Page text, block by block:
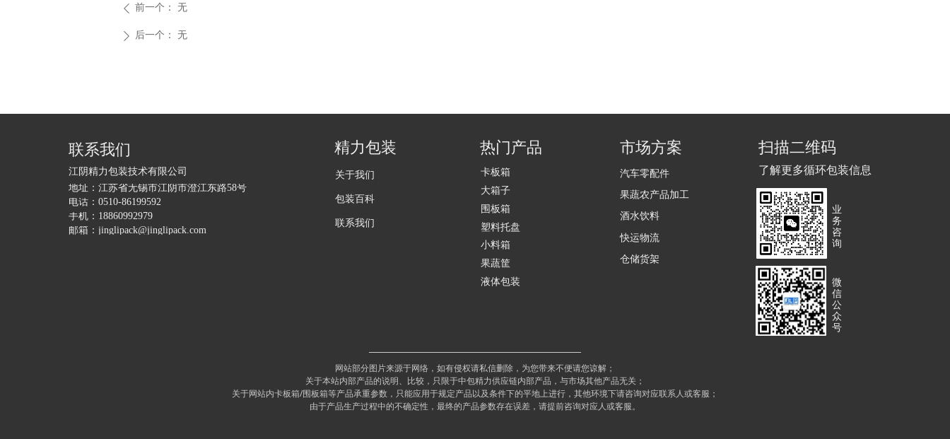
ꄴ 前一个： 无
ꄲ 后一个： 无
网站部分图片来源于网络，如有侵权请私信删除，为您带来不便请您谅解；
关于本站内部产品的说明、比较，只限于中包精力供应链内部产品，与市场其他产品无关；
关于网站内卡板箱/围板箱等产品承重参数，只能应用于规定产品以及条件下的平地上进行，其他环境下请咨询对应联系人或客服；
由于产品生产过程中的不确定性，最终的产品参数存在误差，请提前咨询对应人或客服。
地址： 江苏省无锡市江阴市澄江东路58号
电话： 0510-86199592
手机： 18860992979
邮箱： jinglipack@jinglipack.com
联系我们
江阴精力包装技术有限公司
精力包装
关于我们
包装百科
联系我们
扫描二维码
了解更多循环包装信息
微
信
公
众
号
业
务
咨
询
热门产品
卡板箱
大箱子
围板箱
塑料托盘
小料箱
果蔬筐
液体包装
市场方案
汽车零配件
果蔬农产品加工
酒水饮料
快运物流
仓储货架